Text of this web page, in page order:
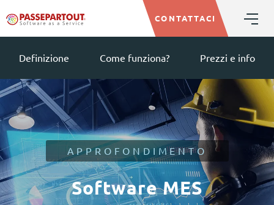
CONTATTACI
Definizione Come funziona? Prezzi e info
APPROFONDIMENTO
Software MES